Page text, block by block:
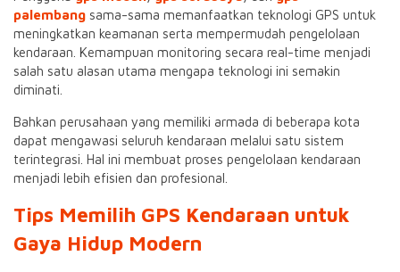
palembang sama-sama memanfaatkan teknologi GPS untuk
meningkatkan keamanan serta mempermudah pengelolaan
kendaraan. Kemampuan monitoring secara real-time menjadi
salah satu alasan utama mengapa teknologi ini semakin
diminati.
Bahkan perusahaan yang memiliki armada di beberapa kota
dapat mengawasi seluruh kendaraan melalui satu sistem
terintegrasi. Hal ini membuat proses pengelolaan kendaraan
menjadi lebih efisien dan profesional.
Tips Memilih GPS Kendaraan untuk
Gaya Hidup Modern